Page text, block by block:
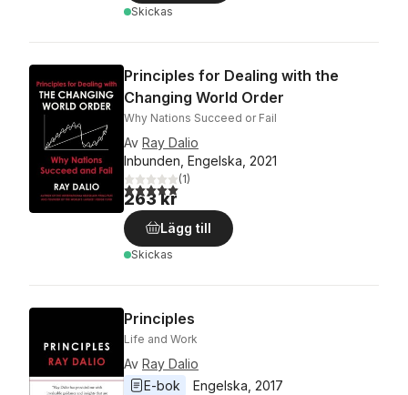
Skickas
Principles for Dealing with the
Changing World Order
Why Nations Succeed or Fail
Av Ray Dalio
Inbunden, Engelska, 2021
5,0utav 5 stjärnor. Totalt antal röster:
(1)
263 kr
Lägg till
Skickas
Principles
Life and Work
Av Ray Dalio
E-bok
Engelska 2017